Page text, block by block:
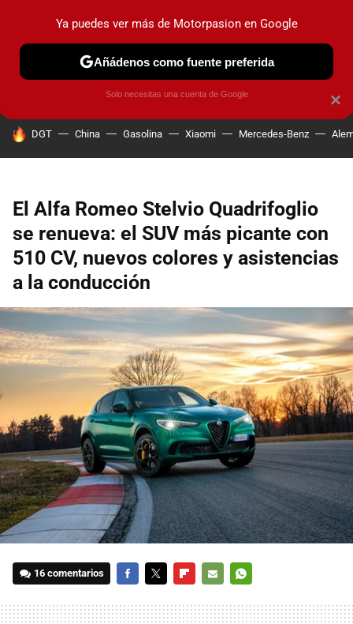
PRUEBAS COCHES ELÉCTRICOS OBSERVATORIO
HOY SE HABLA DE
DGT China Gasolina Xiaomi Mercedes-Benz
El Alfa Romeo Stelvio Quadrifoglio
se renueva: el SUV más picante con
510 CV, nuevos colores y asistencias
a la conducción
16 comentarios
MAIL
×
Ya puedes ver más de Motorpasion en Google
Añádenos como fuente preferida
Solo necesitas una cuenta de Google